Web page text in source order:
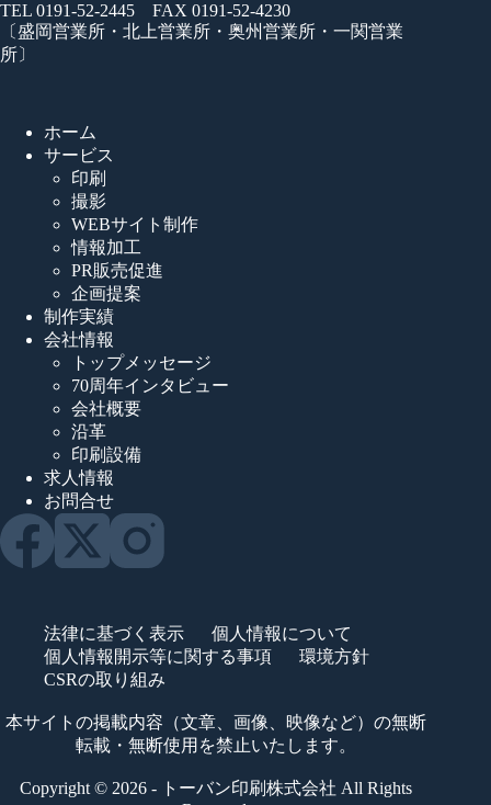
TEL 0191-52-2445 FAX 0191-52-4230
〔盛岡営業所・北上営業所・奥州営業所・一関営業
所〕
ホーム
サービス
印刷
撮影
WEBサイト制作
情報加工
PR販売促進
企画提案
制作実績
会社情報
トップメッセージ
70周年インタビュー
会社概要
沿革
印刷設備
求人情報
お問合せ
法律に基づく表示
個人情報について
個人情報開示等に関する事項
環境方針
CSRの取り組み
本サイトの掲載内容（文章、画像、映像など）の無断
転載・無断使用を禁止いたします。
Copyright © 2026 - トーバン印刷株式会社 All Rights